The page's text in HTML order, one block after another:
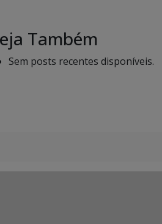
Também
Sem posts recentes disponíveis.